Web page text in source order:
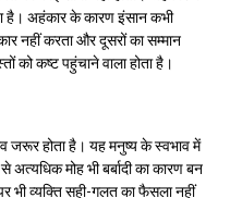
है। अहंकार के कारण इंसान कभी
नहीं करता और दूसरों का सम्मान
को कष्ट पहुंचाने वाला होता है।
जरूर होता है। यह मनुष्य के स्वभाव में
अत्यधिक मोह भी बर्बादी का कारण बन
भी व्यक्ति सही-गलत का फैसला नहीं